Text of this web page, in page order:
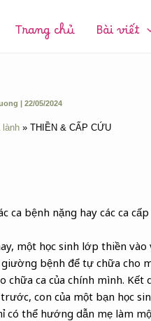
Trang chủ Bài viết
| 22/05/2024
lành THIỀN & CẤP CỨU
ca bệnh nặng hay các ca
một học sinh lớp thiền
bệnh để tự chữa cho
chữa ca của chính mình.
con của một bạn học
có thể hướng dẫn mẹ làm